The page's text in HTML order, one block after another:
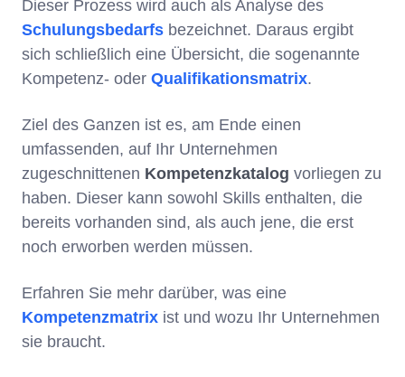
Dieser Prozess wird auch als Analyse des
Schulungsbedarfs bezeichnet. Daraus ergibt
sich schließlich eine Übersicht, die sogenannte
Kompetenz- oder Qualifikationsmatrix.
Ziel des Ganzen ist es, am Ende einen
umfassenden, auf Ihr Unternehmen
zugeschnittenen Kompetenzkatalog vorliegen zu
haben. Dieser kann sowohl Skills enthalten, die
bereits vorhanden sind, als auch jene, die erst
noch erworben werden müssen.
Erfahren Sie mehr darüber, was eine
Kompetenzmatrix ist und wozu Ihr Unternehmen
sie braucht.